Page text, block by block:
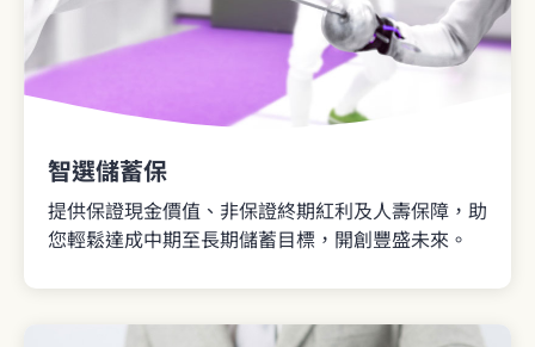
智選儲蓄保
提供保證現金價值、非保證終期紅利及人壽保障，助
您輕鬆達成中期至長期儲蓄目標，開創豐盛未來。